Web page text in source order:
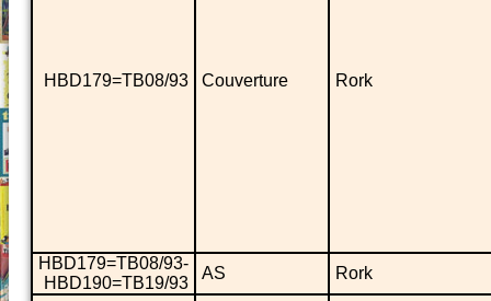
HBD179=TB08/93 Couverture Rork
HBD179=TB08/93-
HBD190=TB19/93
AS Rork